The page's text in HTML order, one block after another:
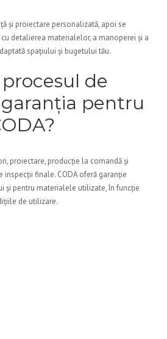
și proiectare personalizată, apoi se
detalierea materialelor, a manoperei și a
spațiului și bugetului tău.
de
pentru
proiectare, producție la comandă și
finale. CODA oferă garanție
și pentru materialele utilizate, în funcție
de utilizare.